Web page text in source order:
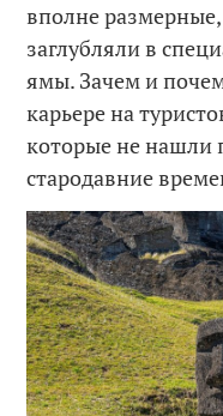
вполне
заглубляли в
ямы. Зачем и
карьере на
которые не нашли
стародавние